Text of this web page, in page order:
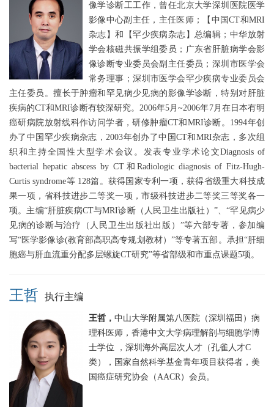
像学诊断工工作，曾任北京大学深圳医院医学
影像中心副主任，主任医师；【中国CT和MRI
杂志】和【罕少疾病杂志】总编辑；中华放射
学会核磁共振学组委员；广东省肝脏病学会影
像诊断专业委员会副主任委员；深圳市医学会
常务理事；深圳市医学会罕少疾病专业委员会
主任委员。擅长于肿瘤和罕见病少见病的影像学诊断，特别对肝脏
疾病的CT和MRI诊断有较深研究。2006年5月~2006年7月在日本有明
癌研病院放射线科作访问学者，研修肿瘤CT和MRI诊断。1994年创
办了中国罕少疾病杂志，2003年创办了中国CT和MRI杂志，多次组
织和主持全国性大型学术会议。发表专业学术论文Diagnosis of
bacterial hepatic abscess by CT和Radiologic diagnosis of Fitz-Hugh-
Curtis syndrome等 128篇。获得国家专利一项，获得省级重大科技成
果一项，省科技进步二等奖一项，市级科技进步二等奖三等奖各一
项。主编“肝脏疾病CT与MRI诊断（人民卫生出版社）”、“罕见病少
见病的诊断与治疗（人民卫生出版社出版）”等六部专著，参加编
写“医学影像诊(教育部高职高专规划教材）”等专著五部。承担“肝细
胞癌与肝血流重分配多层螺旋CT研究”等省部级和市重点课题5项。
王哲 执行主编
王哲， 中山大学附属第八医院（深圳福田）病
理科医师，香港中文大学病理解剖与细胞学博
士学位 ，深圳海外高层次人才（孔雀人才C
类），国家自然科学基金青年项目获得者，美
国癌症研究协会（AACR）会员。